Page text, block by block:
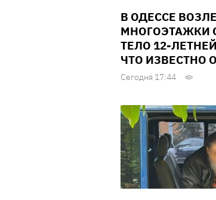
В ОДЕССЕ ВОЗЛЕ
МНОГОЭТАЖКИ
ТЕЛО 12-
ЧТО ИЗВЕСТНО
Сегодня 17:44